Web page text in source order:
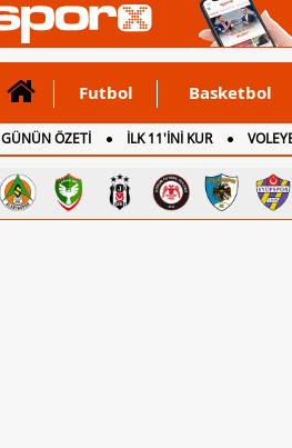
Futbol Basketbol
GÜNÜN ÖZETİ İLK 11'İNİ KUR
CANLI ANLATIM
İNGİLTERE